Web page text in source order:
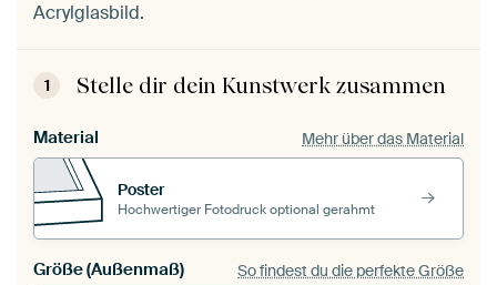
Acrylglasbild.
1 Stelle dir dein Kunstwerk zusammen
Material Mehr über das Material
Poster
Hochwertiger Fotodruck optional gerahmt
Größe (Außenmaß) So findest du die perfekte Größe